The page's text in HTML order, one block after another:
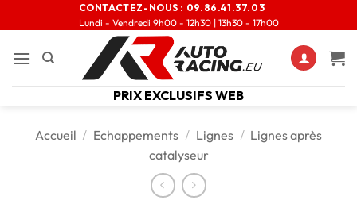
CONTACTEZ-NOUS : 09.86.41.37.03
Lundi - Vendredi 9h00 - 12h30 | 13h30 - 17h00
PRIX EXCLUSIFS WEB
Accueil / Echappements / Lignes / Lignes après
catalyseur